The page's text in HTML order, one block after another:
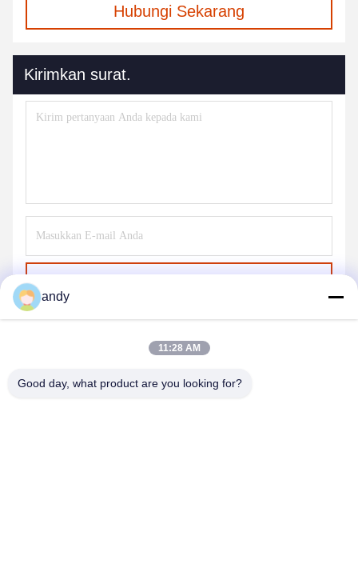
Hubungi Sekarang
Kirimkan surat.
andy
11:28 AM
Good day, what product are you looking for?